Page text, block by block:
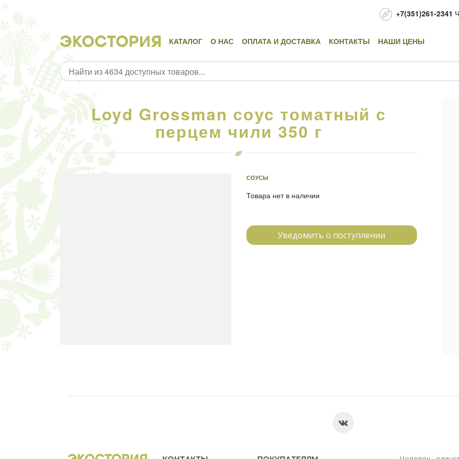
+7(351)261-2341
КАТАЛОГ О НАС ОПЛАТА И ДОСТАВКА КОНТАКТЫ НАШИ ЦЕНЫ
Loyd Grossman соус томатный с
перцем чили 350 г
СОУСЫ
Товара нет в наличии
Уведомить о поступлении